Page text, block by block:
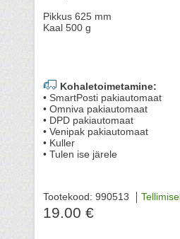
Pikkus 625 mm
Kaal 500 g
Kohaletoimetamine:
• SmartPosti pakiautomaat
• Omniva pakiautomaat
• DPD pakiautomaat
• Venipak pakiautomaat
• Kuller
• Tulen ise järele
Tootekood: 990513 Tellimisel
19.00 €